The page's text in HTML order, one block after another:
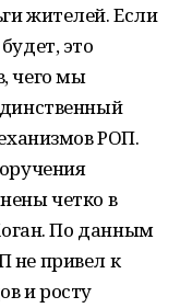
жителей. Если
это
чего мы
РОП.
четко в
По данным
не привел к
и росту